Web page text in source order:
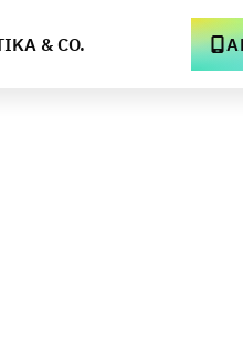
& CO.